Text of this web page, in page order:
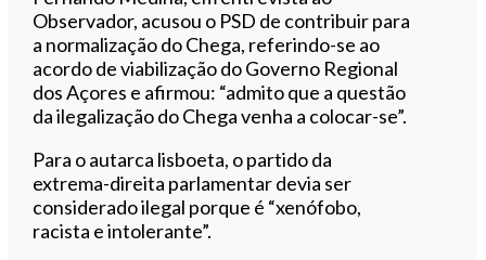
Observador, acusou o PSD de contribuir para
a normalização do Chega, referindo-se ao
acordo de viabilização do Governo Regional
dos Açores e afirmou: “admito que a questão
da ilegalização do Chega venha a colocar-se”.
Para o autarca lisboeta, o partido da
extrema-direita parlamentar devia ser
considerado ilegal porque é “xenófobo,
racista e intolerante”.